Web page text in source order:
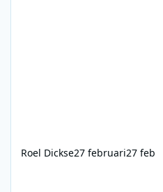
Roel Dickse27 februari27 feb